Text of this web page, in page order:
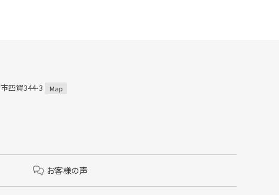
四賀344-3 Map
お客様の声